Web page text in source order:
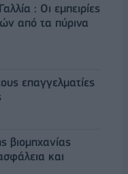
: Οι εμπειρίες
από τα πύρινα
επαγγελματίες
βιομηχανίας
και